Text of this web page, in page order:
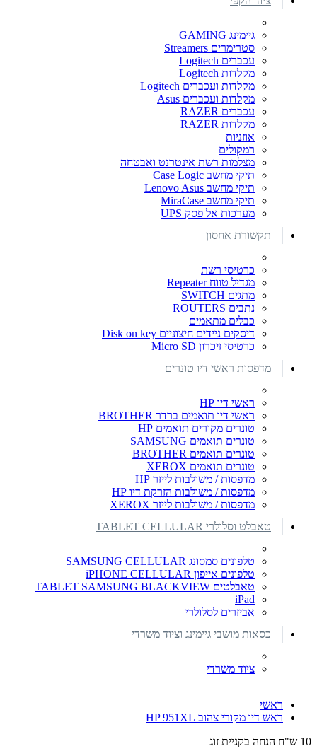
גיימינג GAMING
סטרימרים Streamers
עכברים Logitech
מקלדות Logitech
מקלדות ועכברים Logitech
מקלדות ועכברים Asus
עכברים RAZER
מקלדות RAZER
אוזניות
רמקולים
מצלמות רשת אינטרנט ואבטחה
תיקי מחשב Case Logic
תיקי מחשב Lenovo Asus
תיקי מחשב MiraCase
מערכות אל פסק UPS
תקשורת אחסון
כרטיסי רשת
מגדיל טווח Repeater
מתגים SWITCH
נתבים ROUTERS
כבלים מתאמים
דיסקים ניידים חיצוניים Disk on key
כרטיסי זיכרון Micro SD
מדפסות ראשי דיו טונרים
ראשי דיו HP
ראשי דיו תואמים ברדר BROTHER
טונרים מקורים תואמים HP
טונרים תואמים SAMSUNG
טונרים תואמים BROTHER
טונרים תואמים XEROX
מדפסות / משולבות לייזר HP
מדפסות / משולבות הזרקת דיו HP
מדפסות / משולבות לייזר XEROX
טאבלט וסלולרי TABLET CELLULAR
טלפונים סמסונג SAMSUNG CELLULAR
טלפונים אייפון iPHONE CELLULAR
טאבלטים TABLET SAMSUNG BLACKVIEW
iPad
אביזרים לסלולרי
כסאות מושבי גיימינג וציוד משרדי
ציוד משרדי
ראשי
ראש דיו מקורי צהוב HP 951XL
10 ש"ח הנחה בקניית זוג